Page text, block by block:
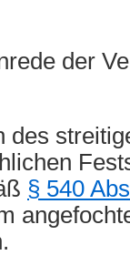
der
des
§ 540